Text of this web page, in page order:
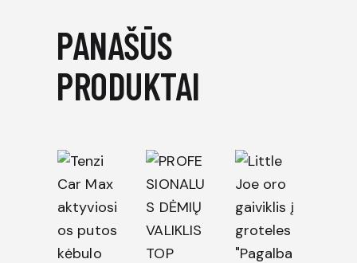
PANAŠŪS
PRODUKTAI